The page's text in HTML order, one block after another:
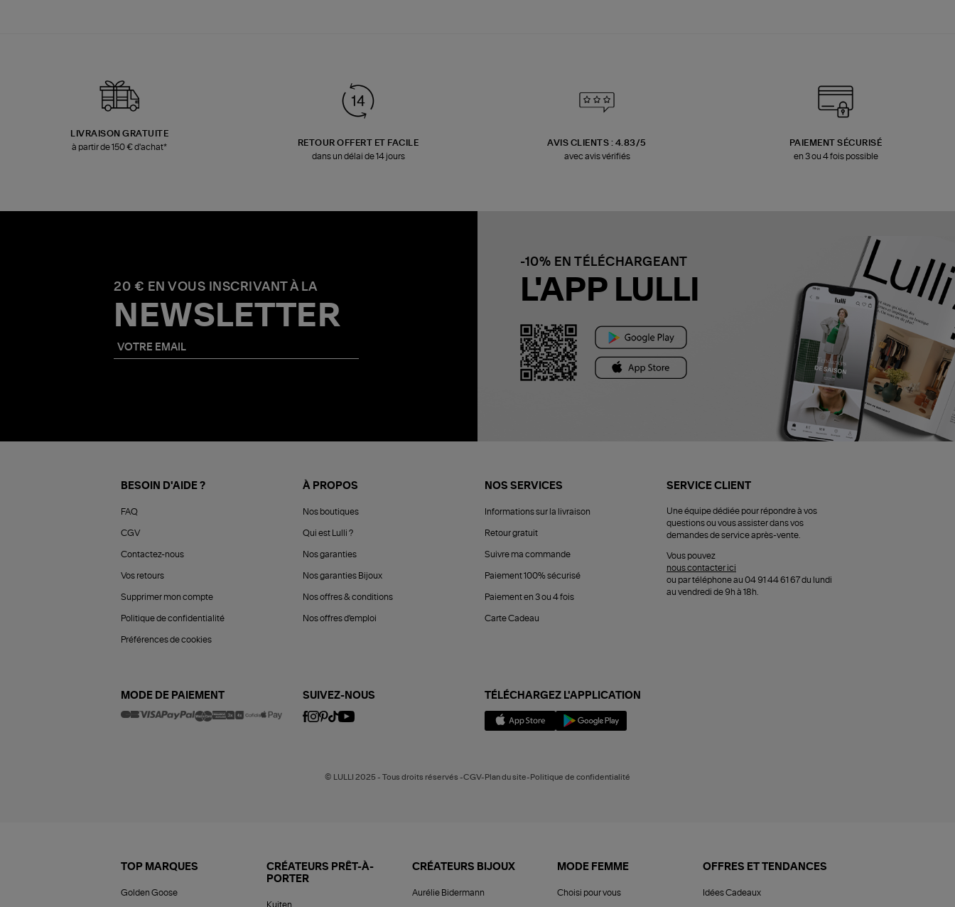
LIVRAISON GRATUITE
à partir de 150 € d'achat*
RETOUR OFFERT ET FACILE
dans un délai de 14 jours
AVIS CLIENTS : 4.83/5
avec avis vérifiés
PAIEMENT SÉCURISÉ
en 3 ou 4 fois possible
20 € EN VOUS INSCRIVANT À LA
NEWSLETTER
-10% EN TÉLÉCHARGEANT
L'APP LULLI
BESOIN D'AIDE ?
FAQ
CGV
Contactez-nous
Vos retours
Supprimer mon compte
Politique de confidentialité
Préférences de cookies
À PROPOS
Nos boutiques
Qui est Lulli ?
Nos garanties
Nos garanties Bijoux
Nos offres & conditions
Nos offres d'emploi
NOS SERVICES
Informations sur la livraison
Retour gratuit
Suivre ma commande
Paiement 100% sécurisé
Paiement en 3 ou 4 fois
Carte Cadeau
SERVICE CLIENT
Une équipe dédiée pour répondre à vos
questions ou vous assister dans vos
demandes de service après-vente.
Vous pouvez
nous contacter ici
ou par téléphone au 04 91 44 61 67 du lundi
au vendredi de 9h à 18h.
MODE DE PAIEMENT SUIVEZ-NOUS TÉLÉCHARGEZ L'APPLICATION
© LULLI 2025 - Tous droits réservés -CGV-Plan du site-Politique de confidentialité
TOP MARQUES
Golden Goose
CRÉATEURS PRÊT-À-
PORTER
Kujten
CRÉATEURS BIJOUX
Aurélie Bidermann
MODE FEMME
Choisi pour vous
OFFRES ET TENDANCES
Idées Cadeaux